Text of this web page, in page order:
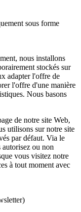
sous forme
nous installons
stockés sur
adapter l'offre de
l'offre d'une manière
Nous basons
de notre site Web,
utilisons sur notre site
par défaut. Via le
ou non
vous visitez notre
à tout moment avec